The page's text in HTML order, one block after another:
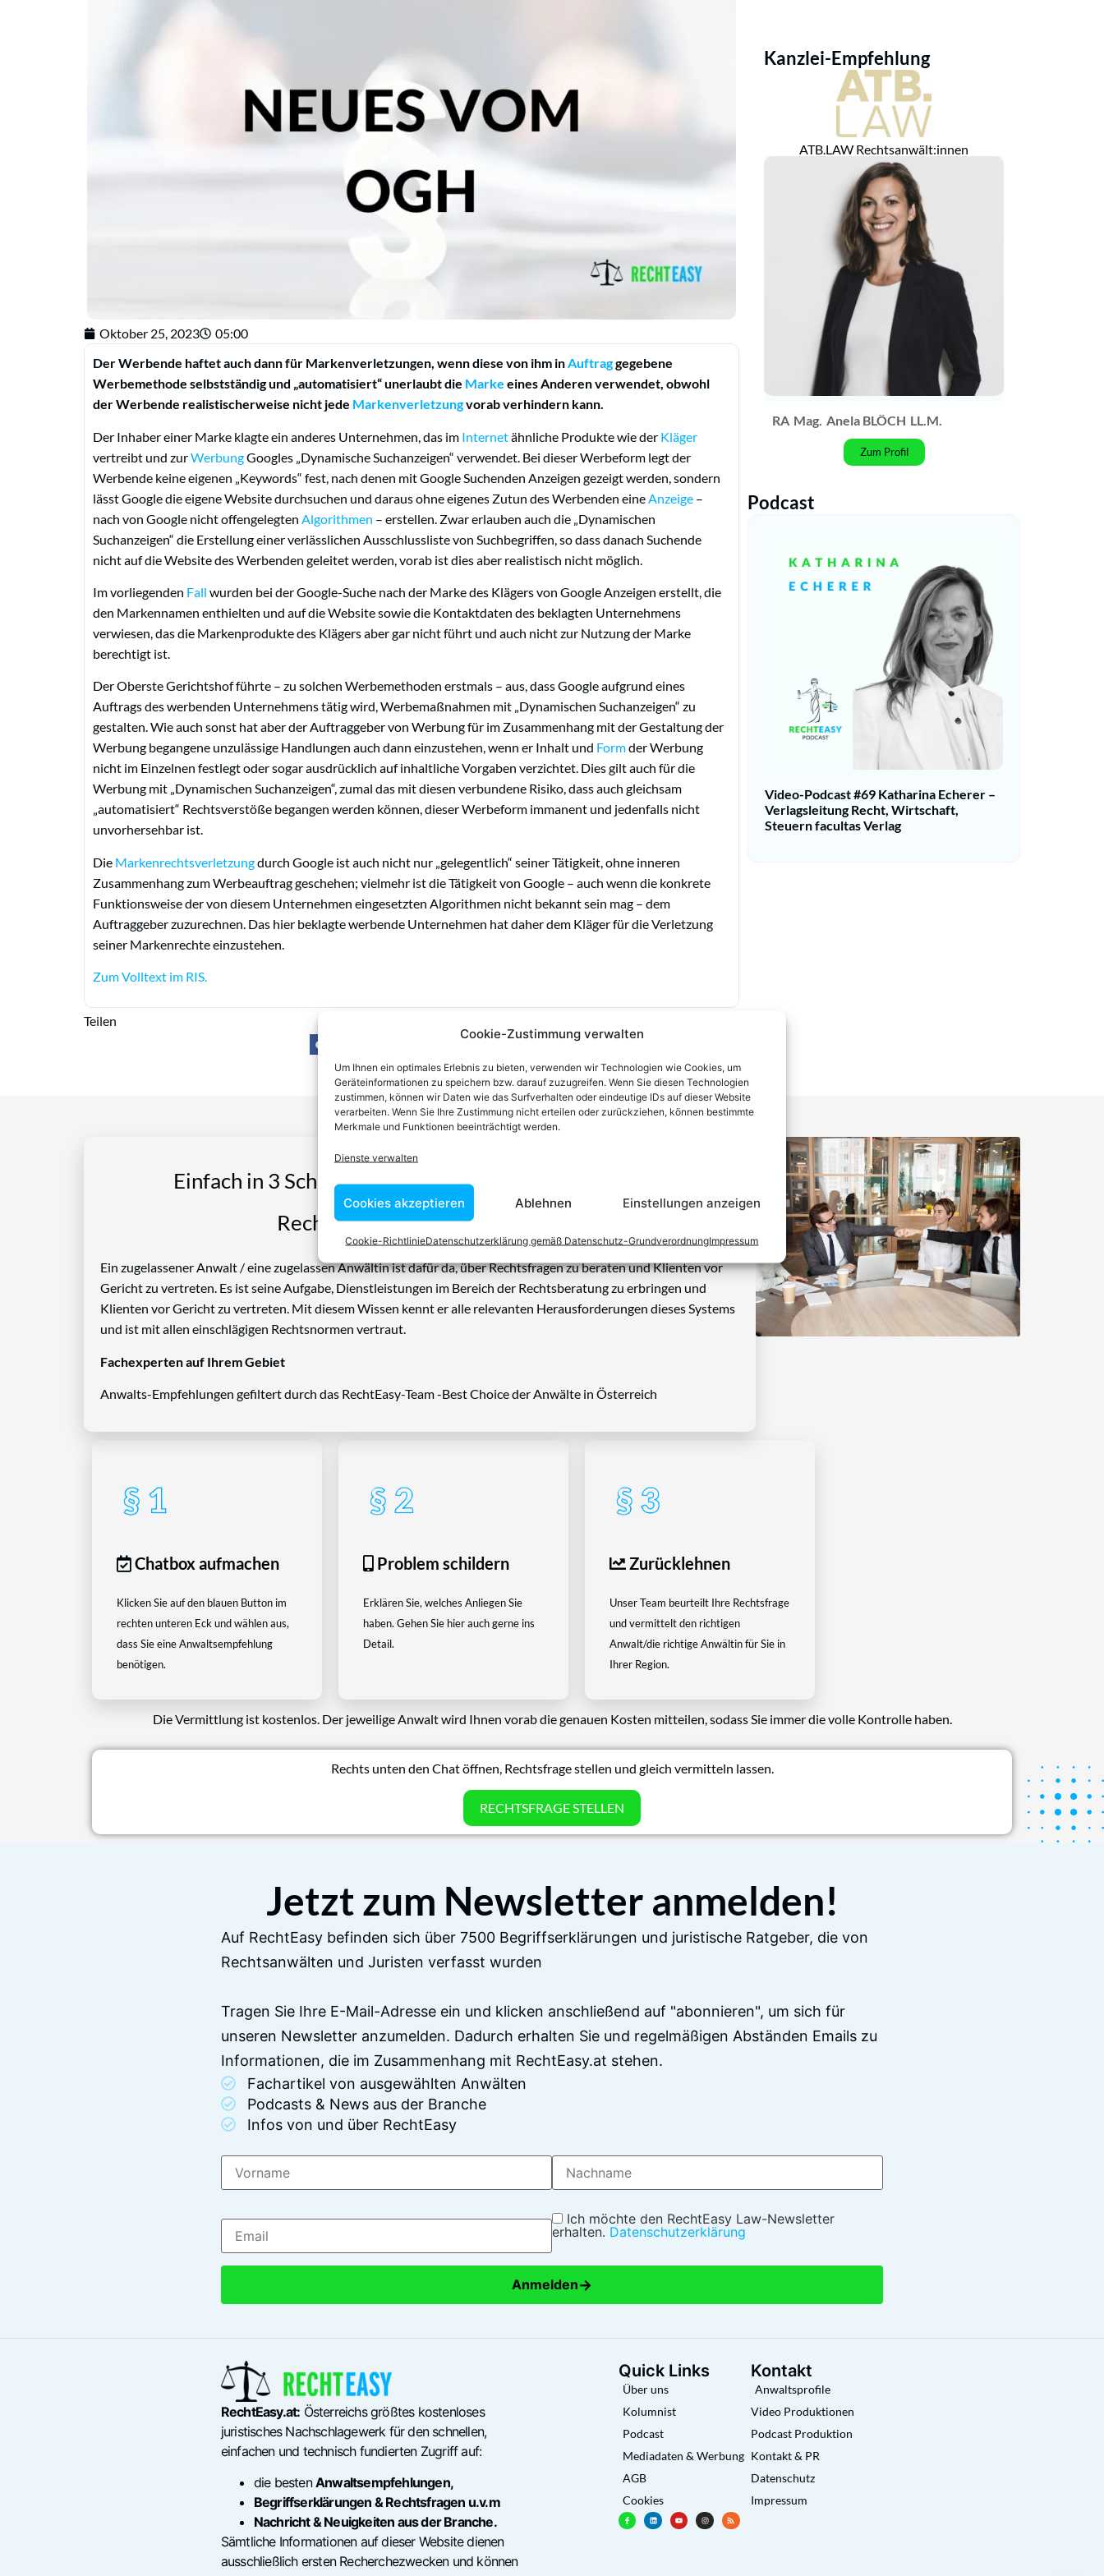
Cookie-Zustimmung verwalten
Um Ihnen ein optimales Erlebnis zu bieten, verwenden wir Technologien wie Cookies, um
Geräteinformationen zu speichern bzw. darauf zuzugreifen. Wenn Sie diesen Technologien
zustimmen, können wir Daten wie das Surfverhalten oder eindeutige IDs auf dieser Website
verarbeiten. Wenn Sie Ihre Zustimmung nicht erteilen oder zurückziehen, können bestimmte
Merkmale und Funktionen beeinträchtigt werden.
Dienste verwalten
Cookies akzeptieren Ablehnen Einstellungen anzeigen
Cookie-RichtlinieDatenschutzerklärung gemäß Datenschutz-GrundverordnungImpressum
Oktober 25, 2023
05:00
Der Werbende haftet auch dann für Markenverletzungen, wenn diese von ihm inAuftraggegebene
Werbemethode selbstständig und „automatisiert“ unerlaubt die Marke eines Anderen verwendet, obwohl
der Werbende realistischerweise nicht jede Markenverletzungvorab verhindern kann.
Der Inhaber einer Marke klagte ein anderes Unternehmen, das im Internetähnliche Produkte wie der Kläger
vertreibt und zurWerbungGoogles „Dynamische Suchanzeigen“ verwendet. Bei dieser Werbeform legt der
Werbende keine eigenen „Keywords“ fest, nach denen mit Google Suchenden Anzeigen gezeigt werden, sondern
lässt Google die eigene Website durchsuchen und daraus ohne eigenes Zutun des Werbenden eine Anzeige –
nach von Google nicht offengelegten Algorithmen – erstellen. Zwar erlauben auch die „Dynamischen
Suchanzeigen“ die Erstellung einer verlässlichen Ausschlussliste von Suchbegriffen, so dass danach Suchende
nicht auf die Website des Werbenden geleitet werden, vorab ist dies aber realistisch nicht möglich.
Im vorliegenden Fall wurden bei der Google-Suche nach der Marke des Klägers von Google Anzeigen erstellt, die
den Markennamen enthielten und auf die Website sowie die Kontaktdaten des beklagten Unternehmens
verwiesen, das die Markenprodukte des Klägers aber gar nicht führt und auch nicht zur Nutzung der Marke
berechtigt ist.
Der Oberste Gerichtshof führte – zu solchen Werbemethoden erstmals – aus, dass Google aufgrund eines
Auftrags des werbenden Unternehmens tätig wird, Werbemaßnahmen mit „Dynamischen Suchanzeigen“ zu
gestalten. Wie auch sonst hat aber der Auftraggeber von Werbung für im Zusammenhang mit der Gestaltung der
Werbung begangene unzulässige Handlungen auch dann einzustehen, wenn er Inhalt und Formder Werbung
nicht im Einzelnen festlegt oder sogar ausdrücklich auf inhaltliche Vorgaben verzichtet. Dies gilt auch für die
Werbung mit „Dynamischen Suchanzeigen“, zumal das mit diesen verbundene Risiko, dass auch gleichsam
„automatisiert“ Rechtsverstöße begangen werden können, dieser Werbeform immanent und jedenfalls nicht
unvorhersehbar ist.
Die Markenrechtsverletzungdurch Google ist auch nicht nur „gelegentlich“ seiner Tätigkeit, ohne inneren
Zusammenhang zum Werbeauftrag geschehen; vielmehr ist die Tätigkeit von Google – auch wenn die konkrete
Funktionsweise der von diesem Unternehmen eingesetzten Algorithmen nicht bekannt sein mag – dem
Auftraggeber zuzurechnen. Das hier beklagte werbende Unternehmen hat daher dem Kläger für die Verletzung
seiner Markenrechte einzustehen.
Zum Volltext im RIS.
Teilen
Kanzlei-Empfehlung
ATB.LAW Rechtsanwält:innen
RA Mag. Anela BLÖCH LL.M.
Zum Profil
Podcast
Video-Podcast #69 Katharina Echerer –
Verlagsleitung Recht, Wirtschaft,
Steuern facultas Verlag
Einfach in 3 Schritten einen Anwalt finden, der auf Ihr
Rechtsproblem spezialisiert ist
Ein zugelassener Anwalt / eine zugelassen Anwältin ist dafür da, über Rechtsfragen zu beraten und Klienten vor
Gericht zu vertreten. Es ist seine Aufgabe, Dienstleistungen im Bereich der Rechtsberatung zu erbringen und
Klienten vor Gericht zu vertreten. Mit diesem Wissen kennt er alle relevanten Herausforderungen dieses Systems
und ist mit allen einschlägigen Rechtsnormen vertraut.
Fachexperten auf Ihrem Gebiet
Anwalts-Empfehlungen gefiltert durch das RechtEasy-Team -Best Choice der Anwälte in Österreich
Chatbox aufmachen
Klicken Sie auf den blauen Button im
rechten unteren Eck und wählen aus,
dass Sie eine Anwaltsempfehlung
benötigen.
Problem schildern
Erklären Sie, welches Anliegen Sie
haben. Gehen Sie hier auch gerne ins
Detail.
Zurücklehnen
Unser Team beurteilt Ihre Rechtsfrage
und vermittelt den richtigen
Anwalt/die richtige Anwältin für Sie in
Ihrer Region.
Die Vermittlung ist kostenlos. Der jeweilige Anwalt wird Ihnen vorab die genauen Kosten mitteilen, sodass Sie immer die volle Kontrolle haben.
Rechts unten den Chat öffnen, Rechtsfrage stellen und gleich vermitteln lassen.
RECHTSFRAGE STELLEN
Jetzt zum Newsletter anmelden!
Auf RechtEasy befinden sich über 7500 Begriffserklärungen und juristische Ratgeber, die von
Rechtsanwälten und Juristen verfasst wurden
Tragen Sie Ihre E-Mail-Adresse ein und klicken anschließend auf "abonnieren", um sich für
unseren Newsletter anzumelden. Dadurch erhalten Sie und regelmäßigen Abständen Emails zu
Informationen, die im Zusammenhang mit RechtEasy.at stehen.
Fachartikel von ausgewählten Anwälten
Podcasts & News aus der Branche
Infos von und über RechtEasy
Ich möchte den RechtEasy Law-Newsletter
erhalten. Datenschutzerklärung
Anmelden→
RechtEasy.at: Österreichs größtes kostenloses
juristisches Nachschlagewerk für den schnellen,
einfachen und technisch fundierten Zugriff auf:
die bestenAnwaltsempfehlungen,
Begriffserklärungen & Rechtsfragen u.v.m
Nachricht & Neuigkeiten aus der Branche.
Sämtliche Informationen auf dieser Website dienen
ausschließlich ersten Recherchezwecken und können
Quick Links
Über uns
Kolumnist
Podcast
Mediadaten & Werbung
AGB
Cookies
Kontakt
Anwaltsprofile
Video Produktionen
Podcast Produktion
Kontakt & PR
Datenschutz
Impressum